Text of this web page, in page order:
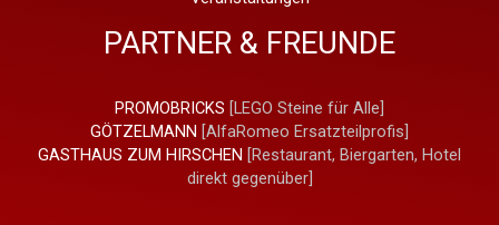
PARTNER & FREUNDE
PROMOBRICKS [LEGO Steine für Alle]
GÖTZELMANN [AlfaRomeo Ersatzteilprofis]
GASTHAUS ZUM HIRSCHEN [Restaurant, Biergarten, Hotel
direkt gegenüber]